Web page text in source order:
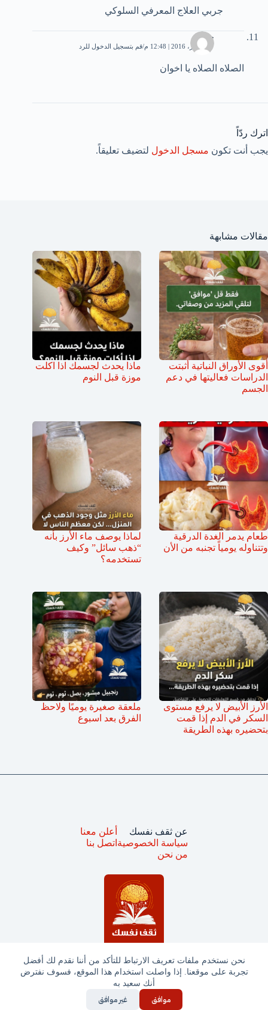
نحن نستخدم ملفات تعريف الارتباط للتأكد من أننا نقدم لك أفضل
تجربة على موقعنا. إذا واصلت استخدام هذا الموقع، فسوف نفترض
أنك سعيد به
موافق غير موافق
جربي العلاج المعرفي السلوكي
حلف
27 أكتوبر، 2016 | 12:48 م قم بتسجيل الدخول للرد
الصلاه الصلاه يا اخوان
اترك ردّاً
يجب أنت تكون مسجل الدخول لتضيف تعليقاً.
مقالات مشابهة
أقوى الأوراق النباتية أثبتت
الدراسات فعاليتها في دعم
الجسم
ماذا يحدث لجسمك اذا اكلت
موزة قبل النوم
طعام يدمر الغدة الدرقية
وتتناوله يومياً تجنبه من الأن
لماذا يوصف ماء الأرز بأنه
“ذهب سائل” وكيف
تستخدمه؟
الأرز الأبيض لا يرفع مستوى
السكر في الدم إذا قمت
بتحضيره بهذه الطريقة
ملعقة صغيرة يوميًا ولاحظ
الفرق بعد اسبوع
جميع الحقوق محفوظة © ثقف نفسك 2025
عن ثقف نفسك
سياسة الخصوصية
من نحن
أعلن معنا
اتصل بنا